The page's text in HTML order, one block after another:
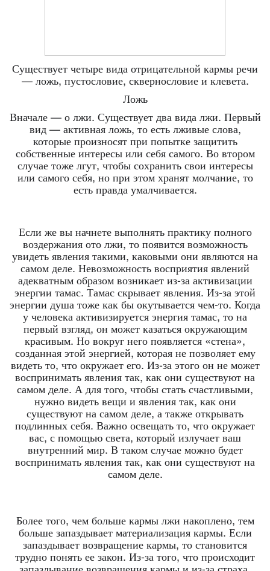
Существует четыре вида отрицательной кармы речи
— ложь, пустословие, сквернословие и клевета.
Ложь
Вначале — о лжи. Существует два вида лжи. Первый
вид — активная ложь, то есть лживые слова,
которые произносят при попытке защитить
собственные интересы или себя самого. Во втором
случае тоже лгут, чтобы сохранить свои интересы
или самого себя, но при этом хранят молчание, то
есть правда умалчивается.
Если же вы начнете выполнять практику полного
воздержания ото лжи, то появится возможность
увидеть явления такими, каковыми они являются на
самом деле. Невозможность восприятия явлений
адекватным образом возникает из-за активизации
энергии тамас. Тамас скрывает явления. Из-за этой
энергии душа тоже как бы окутывается чем-то. Когда
у человека активизируется энергия тамас, то на
первый взгляд, он может казаться окружающим
красивым. Но вокруг него появляется «стена»,
созданная этой энергией, которая не позволяет ему
видеть то, что окружает его. Из-за этого он не может
воспринимать явления так, как они существуют на
самом деле. А для того, чтобы стать счастливыми,
нужно видеть вещи и явления так, как они
существуют на самом деле, а также открывать
подлинных себя. Важно освещать то, что окружает
вас, с помощью света, который излучает ваш
внутренний мир. В таком случае можно будет
воспринимать явления так, как они существуют на
самом деле.
Более того, чем больше кармы лжи накоплено, тем
больше запаздывает материализация кармы. Если
запаздывает возвращение кармы, то становится
трудно понять ее закон. Из-за того, что происходит